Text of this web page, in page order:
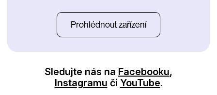
Prohlédnout zařízení
Sledujte nás na Facebooku,
Instagramu či YouTube.